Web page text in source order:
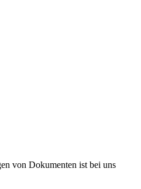
von Dokumenten ist bei uns